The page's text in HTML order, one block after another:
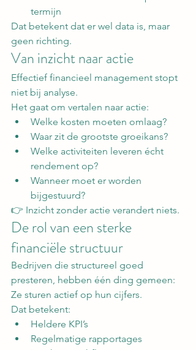
termijn
Dat betekent dat er wel data is, maar
geen richting.
Van inzicht naar actie
Effectief financieel management stopt
niet bij analyse.
Het gaat om vertalen naar actie:
Welke kosten moeten omlaag?
Waar zit de grootste groeikans?
Welke activiteiten leveren écht
rendement op?
Wanneer moet er worden
bijgestuurd?
👉 Inzicht zonder actie verandert niets.
De rol van een sterke
financiële structuur
Bedrijven die structureel goed
presteren, hebben één ding gemeen:
Ze sturen actief op hun cijfers.
Dat betekent:
Heldere KPI’s
Regelmatige rapportages